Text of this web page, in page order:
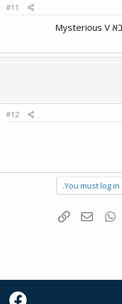
#11
#12
You must log
Tumblr
WhatsAppדואר אלקטרוני